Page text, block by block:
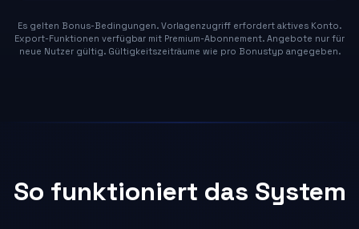
Es gelten Bonus-Bedingungen. Vorlagenzugriff erfordert aktives Konto.
Export-Funktionen verfügbar mit Premium-Abonnement. Angebote nur für
neue Nutzer gültig. Gültigkeitszeiträume wie pro Bonustyp angegeben.
So funktioniert das System